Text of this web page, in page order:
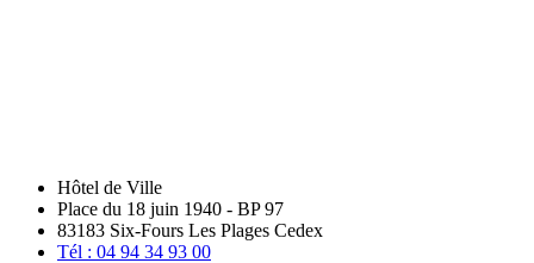
Hôtel de Ville
Place du 18 juin 1940 - BP 97
83183 Six-Fours Les Plages Cedex
Tél : 04 94 34 93 00